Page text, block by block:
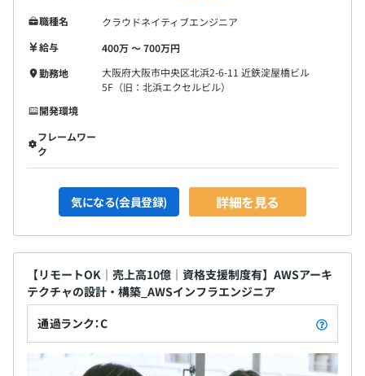
職種名
クラウドネイティブエンジニア
給与
400万 〜 700万円
勤務地
大阪府大阪市中央区北浜2-6-11 近鉄淀屋橋ビル
5F（旧：北浜エクセルビル）
開発環境
フレームワー
ク
気になる(会員登録) 詳細を見る
【リモートOK｜売上高10億｜資格支援制度有】AWSアーキ
テクチャの設計・構築_AWSインフラエンジニア
通過ランク：C